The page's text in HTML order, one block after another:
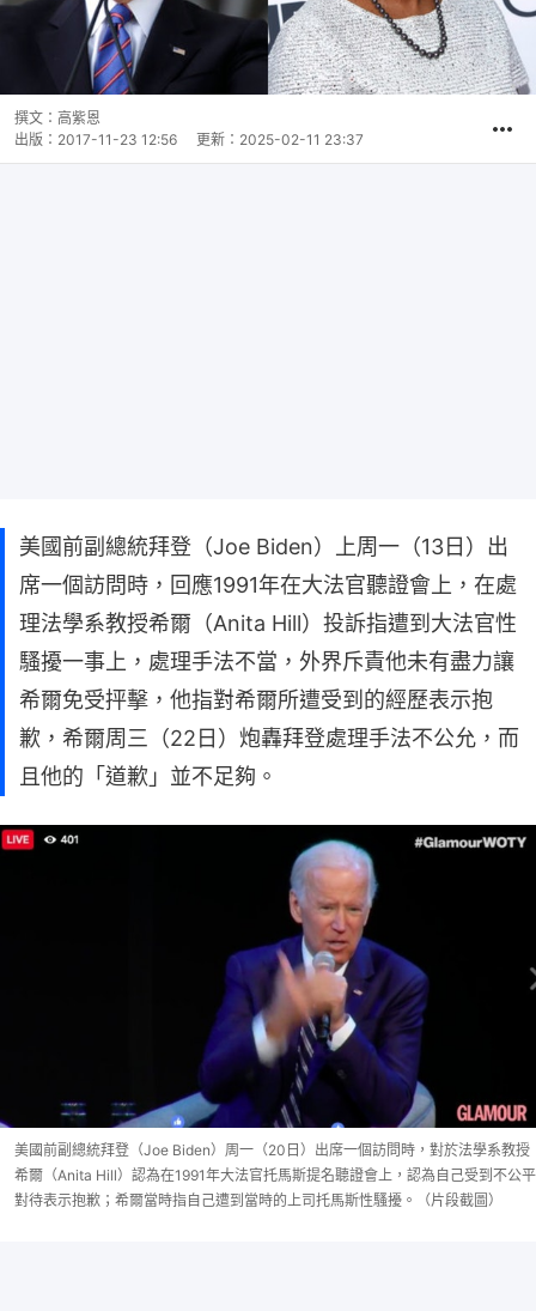
撰文： 高紫恩
出版： 2017-11-23 12:56 更新： 2025-02-11 23:37
美國前副總統拜登（Joe Biden）上周一（13日）出
席一個訪問時，回應1991年在大法官聽證會上，在處
理法學系教授希爾（Anita Hill）投訴指遭到大法官性
騷擾一事上，處理手法不當，外界斥責他未有盡力讓
希爾免受抨擊，他指對希爾所遭受到的經歷表示抱
歉，希爾周三（22日）炮轟拜登處理手法不公允，而
且他的「道歉」並不足夠。
美國前副總統拜登（Joe Biden）周一（20日）出席一個訪問時，對於法學系教授
希爾（Anita Hill）認為在1991年大法官托馬斯提名聽證會上，認為自己受到不公平
對待表示抱歉；希爾當時指自己遭到當時的上司托馬斯性騷擾。（片段截圖）